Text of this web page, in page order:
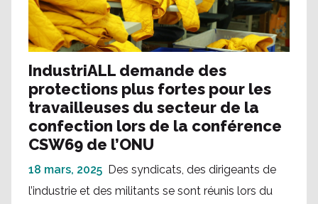
IndustriALL demande des
protections plus fortes pour les
travailleuses du secteur de la
confection lors de la conférence
CSW69 de l’ONU
18 mars, 2025 Des syndicats, des dirigeants de
l’industrie et des militants se sont réunis lors du